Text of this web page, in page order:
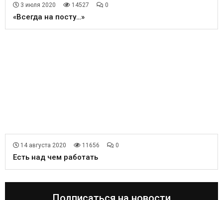
3 июля 2020 14527 0
«Всегда на посту…»
14 августа 2020 11656 0
Есть над чем работать